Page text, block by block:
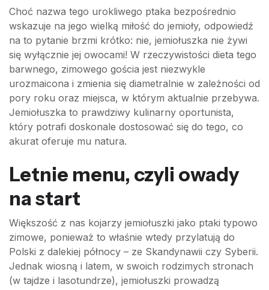
Choć nazwa tego urokliwego ptaka bezpośrednio
wskazuje na jego wielką miłość do jemioły, odpowiedź
na to pytanie brzmi krótko: nie, jemiołuszka nie żywi
się wyłącznie jej owocami! W rzeczywistości dieta tego
barwnego, zimowego gościa jest niezwykle
urozmaicona i zmienia się diametralnie w zależności od
pory roku oraz miejsca, w którym aktualnie przebywa.
Jemiołuszka to prawdziwy kulinarny oportunista,
który potrafi doskonale dostosować się do tego, co
akurat oferuje mu natura.
Letnie menu, czyli owady
na start
Większość z nas kojarzy jemiołuszki jako ptaki typowo
zimowe, ponieważ to właśnie wtedy przylatują do
Polski z dalekiej północy – ze Skandynawii czy Syberii.
Jednak wiosną i latem, w swoich rodzimych stronach
(w tajdze i lasotundrze), jemiołuszki prowadzą